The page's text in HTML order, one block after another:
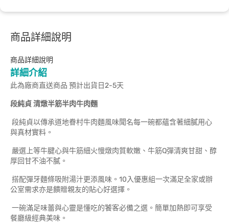
商品詳細說明
商品詳細說明
詳細介紹
此為廠商直送商品 預計出貨日2-5天
段純貞 清燉半筋半肉牛肉麵
段純貞以傳承道地眷村牛肉麵風味聞名每一碗都蘊含著細膩用心
與真材實料。
嚴選上等牛腱心與牛筋細火慢燉肉質軟嫩、牛筋Q彈清爽甘甜、醇
厚回甘不油不膩。
搭配彈牙麵條吸附湯汁更添風味。10入優惠組一次滿足全家或辦
公室需求亦是饋贈親友的貼心好選擇。
一碗滿足味蕾與心靈是懂吃的饕客必備之選。簡單加熱即可享受
餐廳級經典美味。